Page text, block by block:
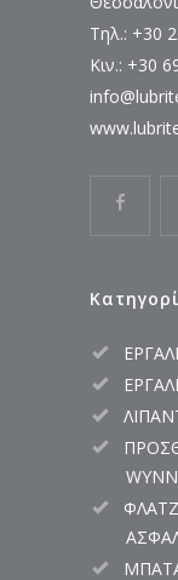
Τηλ.: +30
Κιν.: +30